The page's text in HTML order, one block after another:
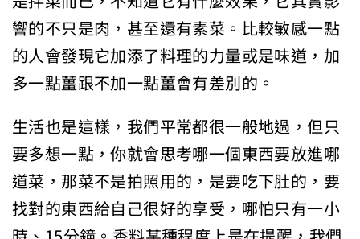
響的不只是肉，甚至還有素菜。比較敏感一點
的人會發現它加添了料理的力量或是味道，加
多一點薑跟不加一點薑會有差別的。
生活也是這樣，我們平常都很一般地過，但只
要多想一點，你就會思考哪一個東西要放進哪
道菜，那菜不是拍照用的，是要吃下肚的，要
找對的東西給自己很好的享受，哪怕只有一小